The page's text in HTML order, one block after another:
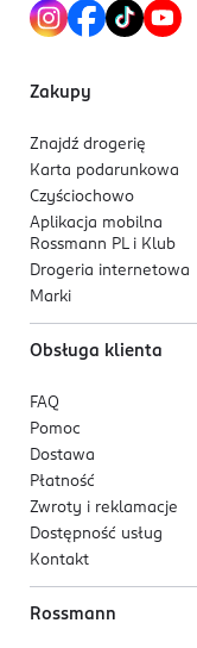
Dla kobiet, które
charakterze.
Kod EAN
Zakupy
Znajdź drogerię
Karta podarunkowa
Czyściochowo
Aplikacja mobilna
Rossmann PL i Klub
Drogeria internetowa
Marki
Obsługa klienta
FAQ
Pomoc
Dostawa
Płatność
Zwroty i reklamacje
Dostępność usług
Kontakt
Rossmann